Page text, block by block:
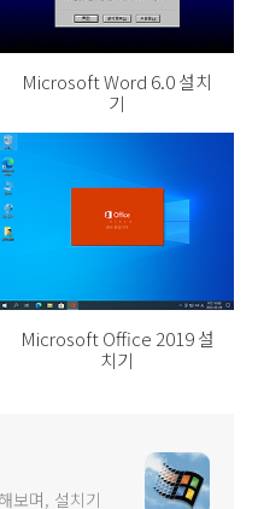
Microsoft Word 6.0 설치
기
Microsoft Office 2019 설
치기
보며, 설치기